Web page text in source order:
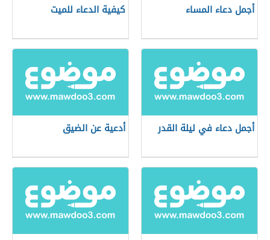
أجمل دعاء المساء كيفية الدعاء للميت
أجمل دعاء في ليلة القدر أدعية عن الضيق